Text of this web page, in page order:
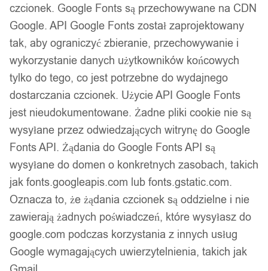
czcionek. Google Fonts są przechowywane na CDN
Google. API Google Fonts został zaprojektowany
tak, aby ograniczyć zbieranie, przechowywanie i
wykorzystanie danych użytkowników końcowych
tylko do tego, co jest potrzebne do wydajnego
dostarczania czcionek. Użycie API Google Fonts
jest nieudokumentowane. Żadne pliki cookie nie są
wysyłane przez odwiedzających witrynę do Google
Fonts API. Żądania do Google Fonts API są
wysyłane do domen o konkretnych zasobach, takich
jak fonts.googleapis.com lub fonts.gstatic.com.
Oznacza to, że żądania czcionek są oddzielne i nie
zawierają żadnych poświadczeń, które wysyłasz do
google.com podczas korzystania z innych usług
Google wymagających uwierzytelnienia, takich jak